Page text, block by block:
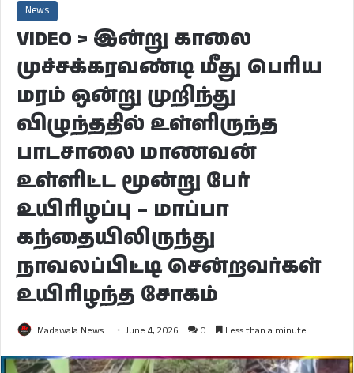
News
VIDEO > இன்று காலை
முச்சக்கரவண்டி மீது பெரிய
மரம் ஒன்று முறிந்து
விழுந்ததில் உள்ளிருந்த
பாடசாலை மாணவன்
உள்ளிட்ட மூன்று பேர்
உயிரிழப்பு – மாப்பா
கந்தையிலிருந்து
நாவலப்பிட்டி சென்றவர்கள்
உயிரிழந்த சோகம்
Madawala News June 4, 2026 0 Less than a minute